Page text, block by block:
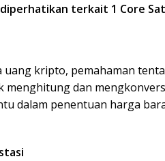
terkait 1 Core
uang kripto, pemahaman
dan
dalam penentuan harga